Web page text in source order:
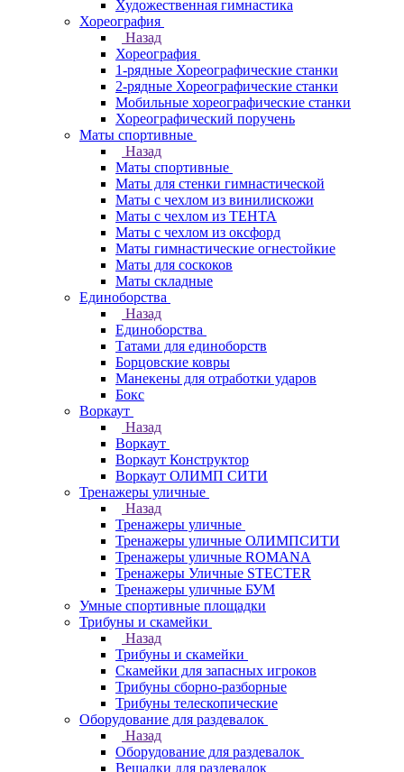
Художественная гимнастика
Хореография
Назад
Хореография
1-рядные Хореографические станки
2-рядные Хореографические станки
Мобильные хореографические станки
Хореографический поручень
Маты спортивные
Назад
Маты спортивные
Маты для стенки гимнастической
Маты с чехлом из винилискожи
Маты с чехлом из ТЕНТА
Маты с чехлом из оксфорд
Маты гимнастические огнестойкие
Маты для соскоков
Маты складные
Единоборства
Назад
Единоборства
Татами для единоборств
Борцовские ковры
Манекены для отработки ударов
Бокс
Воркаут
Назад
Воркаут
Воркаут Конструктор
Воркаут ОЛИМП СИТИ
Тренажеры уличные
Назад
Тренажеры уличные
Тренажеры уличные ОЛИМПСИТИ
Тренажеры уличные ROMANA
Тренажеры Уличные STECTER
Тренажеры уличные БУМ
Умные спортивные площадки
Трибуны и скамейки
Назад
Трибуны и скамейки
Скамейки для запасных игроков
Трибуны сборно-разборные
Трибуны телескопические
Оборудование для раздевалок
Назад
Оборудование для раздевалок
Вешалки для раздевалок